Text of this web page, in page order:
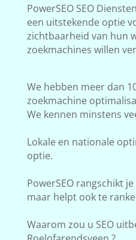
PowerSEO SEO
een uitstekende optie
zichtbaarheid van hun
zoekmachines willen
We hebben meer dan
zoekmachine
We kennen minstens
Lokale en nationale
optie.
PowerSEO rangschikt
maar helpt ook te
Waarom zou u SEO